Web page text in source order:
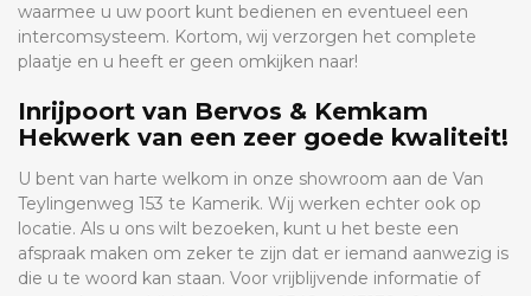
waarmee u uw poort kunt bedienen en eventueel een
intercomsysteem. Kortom, wij verzorgen het complete
plaatje en u heeft er geen omkijken naar!
Inrijpoort van Bervos & Kemkam
Hekwerk van een zeer goede kwaliteit!
U bent van harte welkom in onze showroom aan de Van
Teylingenweg 153 te Kamerik. Wij werken echter ook op
locatie. Als u ons wilt bezoeken, kunt u het beste een
afspraak maken om zeker te zijn dat er iemand aanwezig is
die u te woord kan staan. Voor vrijblijvende informatie of